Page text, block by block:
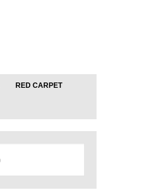
RED CARPET